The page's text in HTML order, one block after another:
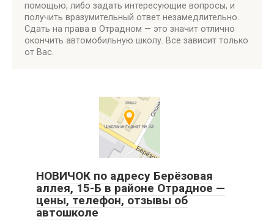
помощью, либо задать интересующие вопросы, и
получить вразумительный ответ незамедлительно.
Сдать на права в Отрадном — это значит отлично
окончить автомобильную школу. Все зависит только
от Вас.
НОВИЧОК по адресу Берёзовая
аллея, 15-Б в районе Отрадное —
цены, телефон, отзывы об
автошколе